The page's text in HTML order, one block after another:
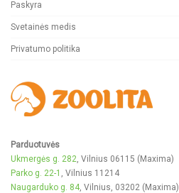
Paskyra
Svetainės medis
Privatumo politika
Parduotuvės
Ukmergės g. 282 , Vilnius 06115 (Maxima)
Parko g. 22-1
, Vilnius 11214
Naugarduko g. 84, Vilnius, 03202 (Maxima)